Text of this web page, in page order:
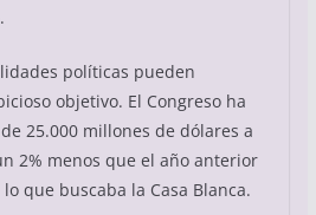
políticas pueden
objetivo. El Congreso ha
25.000 millones de dólares a
2% menos que el año anterior
que buscaba la Casa Blanca.